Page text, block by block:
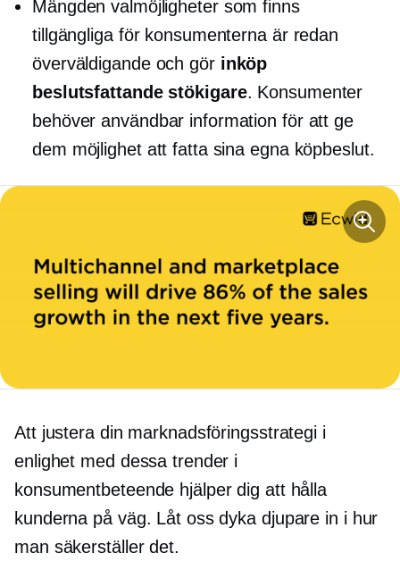
Mängden valmöjligheter som finns
tillgängliga för konsumenterna är redan
överväldigande och gör inköp
beslutsfattandestökigare. Konsumenter
behöver användbar information för att ge
dem möjlighet att fatta sina egna köpbeslut.
Att justera din marknadsföringsstrategi i
enlighet med dessa trender i
konsumentbeteende hjälper dig att hålla
kunderna på väg. Låt oss dyka djupare in i hur
man säkerställer det.